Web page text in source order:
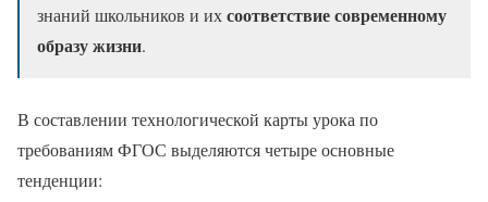
знаний школьников и ихсоответствие современному
образу жизни.
В составлении технологической карты урока по
требованиям ФГОС выделяются четыре основные
тенденции: